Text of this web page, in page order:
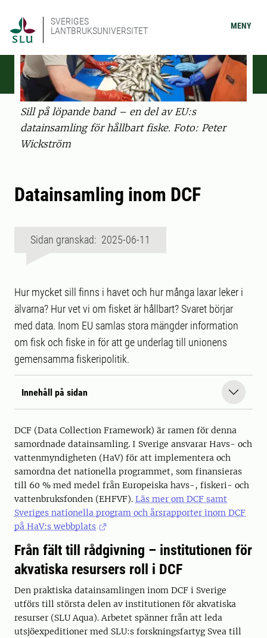
SVERIGES
LANTBRUKSUNIVERSITET
MENY
Sill på löpande band – en del av EU:s
datainsamling för hållbart fiske. Foto: Peter
Wickström
Datainsamling inom DCF
Sidan granskad: 2025-06-11
Hur mycket sill finns i havet och hur många laxar leker i
älvarna? Hur vet vi om fisket är hållbart? Svaret börjar
med data. Inom EU samlas stora mängder information
om fisk och fiske in för att ge underlag till unionens
gemensamma fiskeripolitik.
Innehåll på sidan
DCF (Data Collection Framework) är ramen för denna
samordnade datainsamling. I Sverige ansvarar Havs- och
vattenmyndigheten (HaV) för att implementera och
samordna det nationella programmet, som finansieras
till 60 % med medel från Europeiska havs-, fiskeri- och
vattenbruksfonden (EHFVF). Läs mer om DCF samt
Sveriges nationella program och årsrapporter inom DCF
på HaV:s webbplats
Från fält till rådgivning – institutionen för
akvatiska resursers roll i DCF
Den praktiska datainsamlingen inom DCF i Sverige
utförs till största delen av institutionen för akvatiska
resurser (SLU Aqua). Arbetet spänner från att leda
utsjöexpeditioner med SLU:s forskningsfartyg Svea till